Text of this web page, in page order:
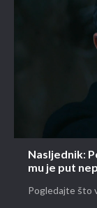
Nasljednik:
mu je put
Pogledajte što